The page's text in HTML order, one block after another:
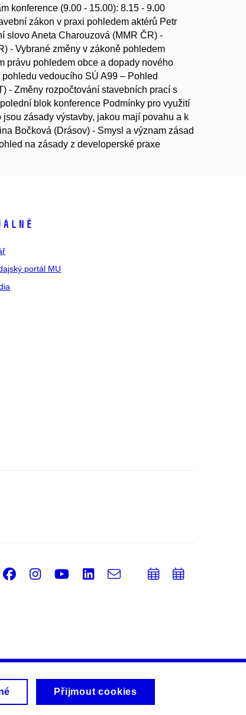
konference (9.00 - 15.00): 8.15 - 9.00
zákon v praxi pohledem aktérů Petr
slovo Aneta Charouzová (MMR ČR) -
- Vybrané změny v zákoně pohledem
právu pohledem obce a dopady nového
vedoucího SÚ A99 – Pohled
- Změny rozpočtování stavebních prací s
blok konference Podmínky pro využití
zásady výstavby, jakou mají povahu a k
Bočková (Drásov) - Smysl a význam zásad
na zásady z developerské praxe
portál MU
Facebook
Instagram
Youtube
LinkedIn
e-
PřidatPřidat
Přijmout cookies